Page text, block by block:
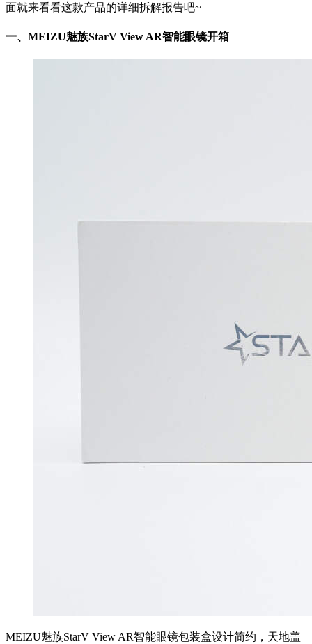
面就来看看这款产品的详细拆解报告吧~
一、MEIZU魅族StarV View AR智能眼镜开箱
MEIZU魅族StarV View AR智能眼镜包装盒设计简约，天地盖